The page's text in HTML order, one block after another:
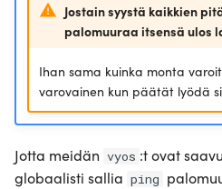
Jostain syystä kaikkien
palomuuraa itsensä ulos
Ihan sama kuinka monta
varovainen kun päätät lyödä
Jotta meidän vyos :t ovat
globaalisti sallia ping